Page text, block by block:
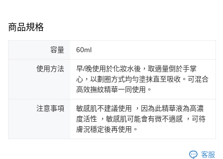
商品規格
容量 60ml
使用方法
早/晚使用於化妝水後，取適量倒於手掌
心，以劃圈方式均勻塗抹直至吸收。可混合
高效撫紋精華一同使用。
注意事項
敏感肌不建議使用 ，因為此精華液為高濃
度活性 ，敏感肌可能會有微不適感 ，可待
膚況穩定後再使用。
客服